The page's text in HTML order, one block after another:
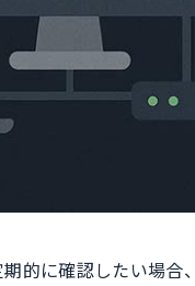
的に確認したい場